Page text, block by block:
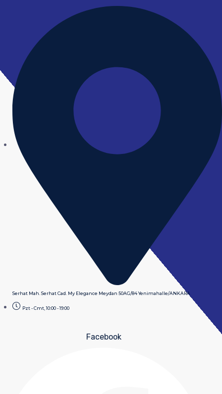
Serhat Mah. Serhat Cad. My Elegance Meydan 50AG/84 Yenimahalle/ANKARA
Pzt - Cmt, 10:00 - 19:00
Facebook